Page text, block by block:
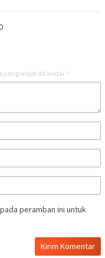
yang wajib ditandai *
peramban ini untuk